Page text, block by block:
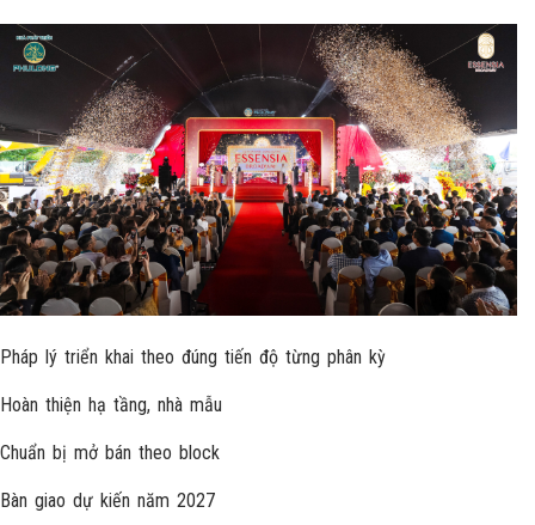
Pháp lý triển khai theo đúng tiến độ từng phân kỳ
Hoàn thiện hạ tầng, nhà mẫu
Chuẩn bị mở bán theo block
Bàn giao dự kiến năm 2027